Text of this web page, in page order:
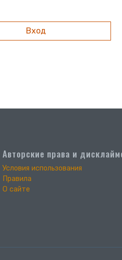
Авторские права и
Условия использования
Правила
О сайте